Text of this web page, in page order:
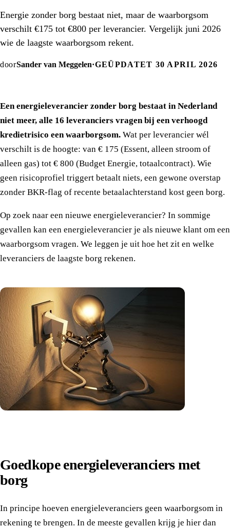
Energie zonder borg bestaat niet, maar de waarborgsom
verschilt €175 tot €800 per leverancier. Vergelijk juni 2026
wie de laagste waarborgsom rekent.
doorSander van Meggelen·GEÜPDATET 30 APRIL 2026
Een energieleverancier zonder borg bestaat in Nederland
niet meer, alle 16 leveranciers vragen bij een verhoogd
kredietrisico een waarborgsom. Wat per leverancier wél
verschilt is de hoogte: van € 175 (Essent, alleen stroom of
alleen gas) tot € 800 (Budget Energie, totaalcontract). Wie
geen risicoprofiel triggert betaalt niets, een gewone overstap
zonder BKR-flag of recente betaalachterstand kost geen borg.
Op zoek naar een nieuwe energieleverancier? In sommige
gevallen kan een energieleverancier je als nieuwe klant om een
waarborgsom vragen. We leggen je uit hoe het zit en welke
leveranciers de laagste borg rekenen.
Goedkope energieleveranciers met
borg
In principe hoeven energieleveranciers geen waarborgsom in
rekening te brengen. In de meeste gevallen krijg je hier dan